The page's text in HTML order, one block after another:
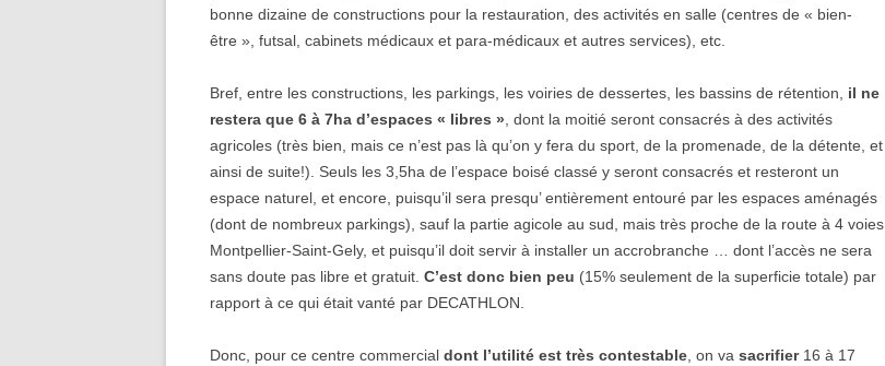
bonne dizaine de constructions pour la restauration, des activités en salle (centres de « bien-
être », futsal, cabinets médicaux et para-médicaux et autres services), etc.
Bref, entre les constructions, les parkings, les voiries de dessertes, les bassins de rétention,
il ne
restera que 6 à 7ha d’espaces « libres » , dont la moitié seront consacrés à des activités
agricoles (très bien, mais ce n’est pas là qu’on y fera du sport, de la promenade, de la détente, et
ainsi de suite!). Seuls les 3,5ha de l’espace boisé classé y seront consacrés et resteront un
espace naturel, et encore, puisqu’il sera presqu’ entièrement entouré par les espaces aménagés
(dont de nombreux parkings), sauf la partie agicole au sud, mais très proche de la route à 4 voies
Montpellier-Saint-Gely, et puisqu’il doit servir à installer un accrobranche … dont l’accès ne sera
sans doute pas libre et gratuit. C’est donc bien peu (15% seulement de la superficie totale) par
rapport à ce qui était vanté par DECATHLON.
Donc, pour ce centre commercial dont l’utilité est très contestable , on va sacrifier16 à 17